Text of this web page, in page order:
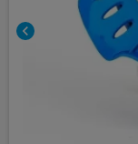
chevron_left